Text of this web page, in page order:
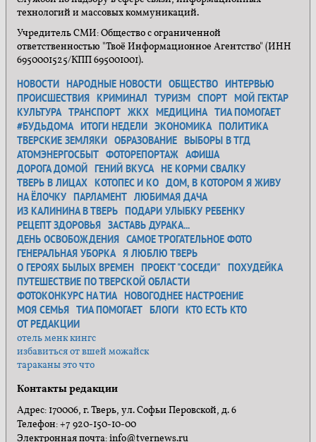
технологий и массовых коммуникаций.
Учредитель СМИ: Общество с ограниченной
ответственностью "Твоё Информационное Агентство" (ИНН
6950001525/КПП 695001001).
НОВОСТИ НАРОДНЫЕ НОВОСТИ ОБЩЕСТВО ИНТЕРВЬЮ
ПРОИСШЕСТВИЯ КРИМИНАЛ ТУРИЗМ СПОРТ МОЙ ГЕКТАР
КУЛЬТУРА ТРАНСПОРТ ЖКХ МЕДИЦИНА ТИА ПОМОГАЕТ
#БУДЬДОМА ИТОГИ НЕДЕЛИ ЭКОНОМИКА ПОЛИТИКА
ТВЕРСКИЕ ЗЕМЛЯКИ ОБРАЗОВАНИЕ ВЫБОРЫ В ТГД
АТОМЭНЕРГОСБЫТ ФОТОРЕПОРТАЖ АФИША
ДОРОГА ДОМОЙ ГЕНИЙ ВКУСА НЕ КОРМИ СВАЛКУ
ТВЕРЬ В ЛИЦАХ КОТОПЕС И КО ДОМ, В КОТОРОМ Я ЖИВУ
НА ЁЛОЧКУ ПАРЛАМЕНТ ЛЮБИМАЯ ДАЧА
ИЗ КАЛИНИНА В ТВЕРЬ ПОДАРИ УЛЫБКУ РЕБЕНКУ
РЕЦЕПТ ЗДОРОВЬЯ ЗАСТАВЬ ДУРАКА...
ДЕНЬ ОСВОБОЖДЕНИЯ САМОЕ ТРОГАТЕЛЬНОЕ ФОТО
ГЕНЕРАЛЬНАЯ УБОРКА Я ЛЮБЛЮ ТВЕРЬ
О ГЕРОЯХ БЫЛЫХ ВРЕМЕН ПРОЕКТ "СОСЕДИ"
ПОХУДЕЙКА
ПУТЕШЕСТВИЕ ПО ТВЕРСКОЙ ОБЛАСТИ
ФОТОКОНКУРС НА ТИА НОВОГОДНЕЕ НАСТРОЕНИЕ
МОЯ СЕМЬЯ ТИА ПОМОГАЕТ БЛОГИ КТО ЕСТЬ КТО
ОТ РЕДАКЦИИ
отель менк кингс
избавиться от вшей можайск
тараканы это что
Контакты редакции
Адрес: 170006, г. Тверь, ул. Софьи Перовской, д. 6
Телефон: +7 920-150-10-00
Электронная почта: info@tvernews.ru